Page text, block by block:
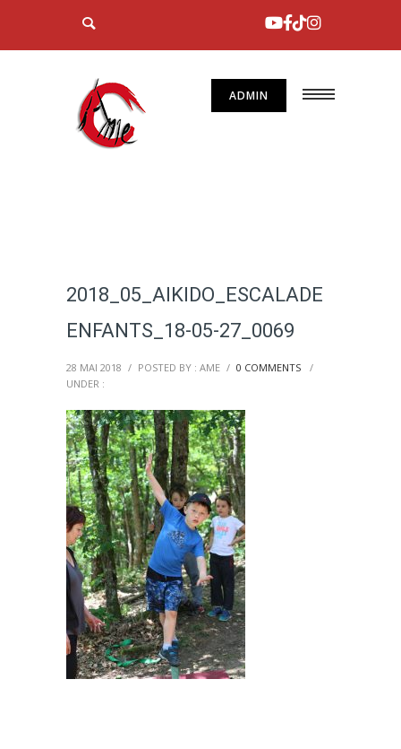
ADMIN
2018_05_AIKIDO_ESCALADE
ENFANTS_18-05-27_0069
28 MAI 2018 / POSTED BY : AME / 0 COMMENTS
/
UNDER :